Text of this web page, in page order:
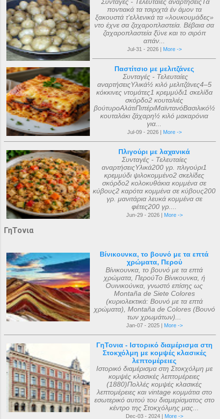
ποντιακά τα τσιριχτά έν άμον τα
ξακουστά τ'ελλενικά τα «λουκουμάδες»
ντο έχνε σα ζαχαροπλαστεία. Βέβαια σα
ζαχαροπλαστεία ξ̌ύνε και το σιρόπ
απάν...
Jul-31 - 2026 | More ->
Παστίτσιο με μελιτζάνες
Συνταγές - Τελευταίες
αναρτήσειςΥλικά½ κιλό μελιτζάνες4–5
κόκκινες ντομάτες1 κρεμμύδι1 σκελίδα
σκόρδο2 κουταλιές
βούτυροΑλάτιΠιπέριΜαϊντανόΒασιλικό½
κουταλάκι ζάχαρη½ κιλό μακαρόνια
για...
Jul-09 - 2026 | More ->
Πλιγούρι με λαχανικά
Συνταγές - Τελευταίες
αναρτήσειςΥλικά200 γρ. πλιγούρι1
κρεμμύδι ψιλοκομμένο2 σκελίδες
σκόρδο2 κολοκυθάκια κομμένα σε
κύβους2 καρότα κομμένα σε κύβους200
γρ. μανιτάρια λευκά κομμένα σε
φέτες200 γρ....
Jun-29 - 2026 | More ->
ΓηΤονια
Βίνικουνκα, το βουνό με τα επτά
χρώματα, Περού
Βίνικουνκα, το βουνό με τα επτά
χρώματα, ΠερούΤο Βίνικουνκα, ή
Ουινικούνκα, γνωστό επίσης ως
Montaña de Siete Colores
(κυριολεκτικά: Βουνό με τα επτά
χρώματα), Montaña de Colores (Βουνό
των χρωμάτων)...
Jan-07 - 2025 | More ->
ΓηΤονια - Ιστορικό διαμέρισμα στη
Στοκχόλμη με κομψές κλασικές
λεπτομέρειες
Ιστορικό διαμέρισμα στη Στοκχόλμη με
κομψές κλασικές λεπτομέρειες
(1880)Πολλές κομψές κλασικές
λεπτομέρειες και vintage κομμάτια στο
εσωτερικό αυτού του διαμερίσματος στο
κέντρο της Στοκχόλμης μας...
Dec-03 - 2024 | More ->